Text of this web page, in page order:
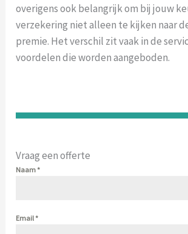
overigens ook belangrijk om bij jouw
verzekering niet alleen te kijken naar
premie. Het verschil zit vaak in de
voordelen die worden aangeboden.
Vraag een offerte
Naam *
Email *